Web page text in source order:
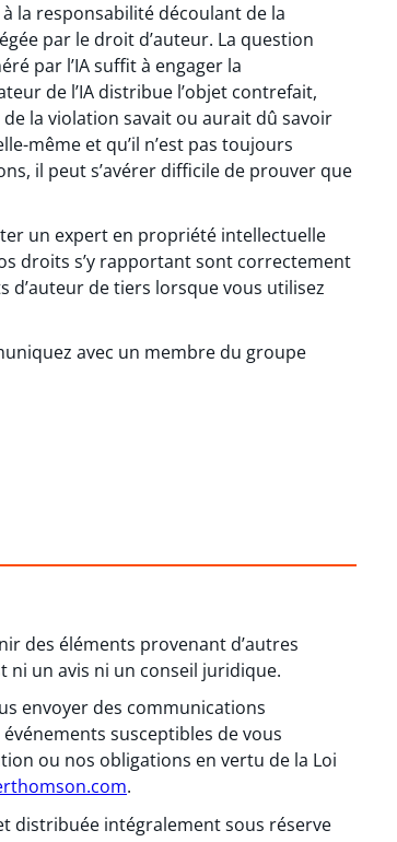
la responsabilité découlant de la
par le droit d’auteur. La question
par l’IA suffit à engager la
de l’IA distribue l’objet contrefait,
la violation savait ou aurait dû savoir
même et qu’il n’est pas toujours
il peut s’avérer difficile de prouver que
un expert en propriété intellectuelle
droits s’y rapportant sont correctement
de tiers lorsque vous utilisez
avec un membre du groupe
des éléments provenant d’autres
ni un avis ni un conseil juridique.
envoyer des communications
susceptibles de vous
ou nos obligations en vertu de la Loi
.
distribuée intégralement sous réserve